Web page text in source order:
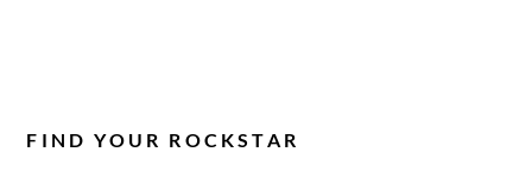
FIND YOUR ROCKSTAR